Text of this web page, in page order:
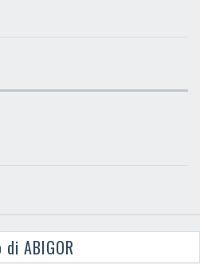
ABIGOR